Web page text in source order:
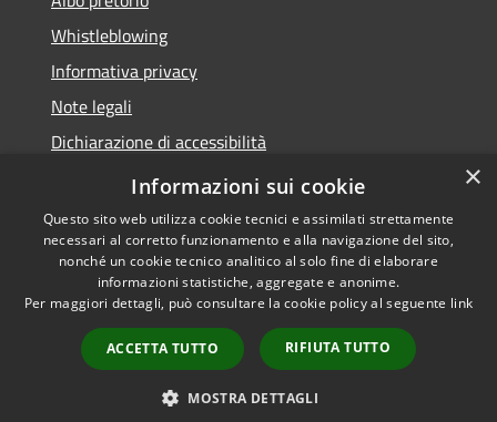
Whistleblowing
Informativa privacy
Note legali
Dichiarazione di accessibilità
Obiettivi di accessibilità
Accessibilità
Copyright © 2026 • Comune di
Vigonza • Powered by
Municipium•
Accesso
redazione
×
Informazioni sui cookie
Questo sito web utilizza cookie tecnici e assimilati strettamente
necessari al corretto funzionamento e alla navigazione del sito,
nonché un cookie tecnico analitico al solo fine di elaborare
informazioni statistiche, aggregate e anonime.
Per maggiori dettagli, può consultare la cookie policy al seguente link
ACCETTA TUTTO RIFIUTA TUTTO
MOSTRA DETTAGLI